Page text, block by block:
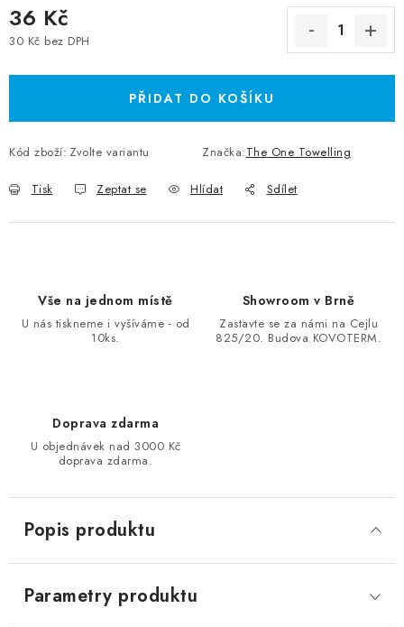
36 Kč
30 Kč bez DPH
PŘIDAT DO KOŠÍKU
Kód zboží: Zvolte variantu Značka:The One Towelling
Tisk Zeptat se Hlídat Sdílet
Vše na jednom místě
U nás tiskneme i vyšíváme - od
10ks.
Showroom v Brně
Zastavte se za námi na Cejlu
825/20. Budova KOVOTERM.
Doprava zdarma
U objednávek nad 3000 Kč
doprava zdarma.
Popis produktu
Parametry produktu